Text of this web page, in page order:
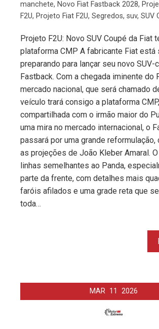
manchete, Novo Fiat Fastback 2028,
F2U, Projeto Fiat F2U, Segredos, suv, SUV
Projeto F2U: Novo SUV Coupé da Fiat
plataforma CMP A fabricante Fiat está
preparando para lançar seu novo SUV-
Fastback. Com a chegada iminente do
mercado nacional, que será chamado
veículo trará consigo a plataforma
compartilhada com o irmão maior do
uma mira no mercado internacional, o
passará por uma grande reformulação,
as projeções de João Kleber Amaral.
linhas semelhantes ao Panda,
parte da frente, com detalhes mais
faróis afilados e uma grade reta que
toda…
MAR 11 2026